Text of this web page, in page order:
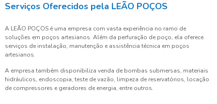
Serviços Oferecidos pela LEÃO POÇOS
A LEÃO POÇOS é uma empresa com vasta experiência no ramo de
soluções em poços artesianos. Além da perfuração de poço, ela oferece
serviços de instalação, manutenção e assistência técnica em poços
artesianos.
A empresa também disponibiliza venda de bombas submersas, materiais
hidráulicos, endoscopia, teste de vazão, limpeza de reservatórios, locação
de compressores e geradores de energia, entre outros.